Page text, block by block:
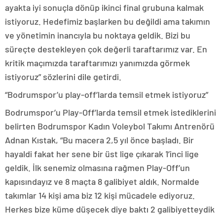
ayakta iyi sonuçla dönüp ikinci final grubuna kalmak
istiyoruz. Hedefimiz başlarken bu değildi ama takımın
ve yönetimin inancıyla bu noktaya geldik. Bizi bu
süreçte destekleyen çok değerli taraftarımız var. En
kritik maçımızda taraftarımızı yanımızda görmek
istiyoruz” sözlerini dile getirdi.
“Bodrumspor’u play-off’larda temsil etmek istiyoruz”
Bodrumspor’u Play-Off’larda temsil etmek istediklerini
belirten Bodrumspor Kadın Voleybol Takımı Antrenörü
Adnan Kıstak, “Bu macera 2,5 yıl önce başladı. Bir
hayaldi fakat her sene bir üst lige çıkarak 1’inci lige
geldik. İlk senemiz olmasına rağmen Play-Off’un
kapısındayız ve 8 maçta 8 galibiyet aldık. Normalde
takımlar 14 kişi ama biz 12 kişi mücadele ediyoruz.
Herkes bize küme düşecek diye baktı 2 galibiyetteydik